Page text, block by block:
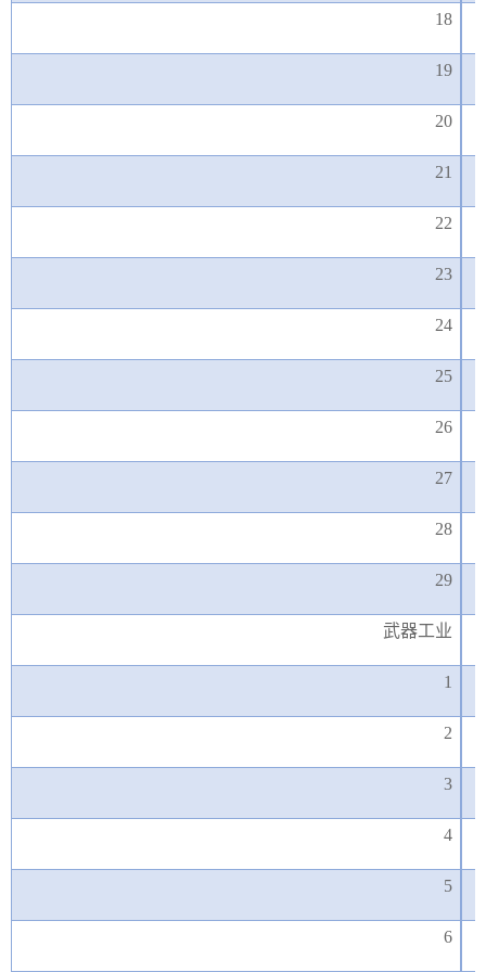
18
19
20
21
22
23
24
25
26
27
28
29
武器工业
1
2
3
4
5
6